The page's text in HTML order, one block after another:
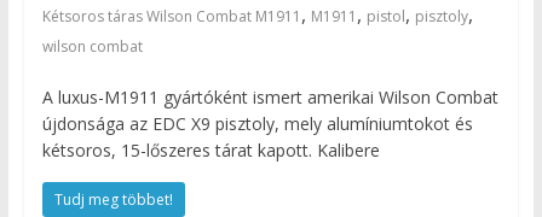
Kétsoros táras Wilson Combat M1911 , M1911 , pistol, pisztoly,
wilson combat
A luxus-M1911 gyártóként ismert amerikai Wilson Combat
újdonsága az EDC X9 pisztoly, mely alumíniumtokot és
kétsoros, 15-lőszeres tárat kapott. Kalibere
Tudj meg többet!